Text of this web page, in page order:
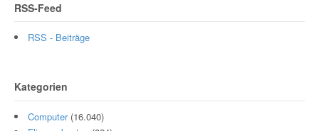
RSS-Feed
RSS - Beiträge
Kategorien
Computer(16.040)